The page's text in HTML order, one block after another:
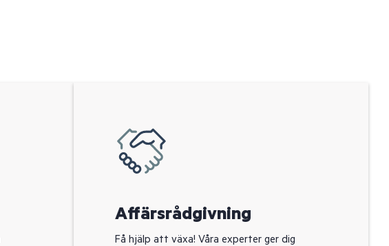
Affärsrådgivning
Få hjälp att växa! Våra experter ger dig